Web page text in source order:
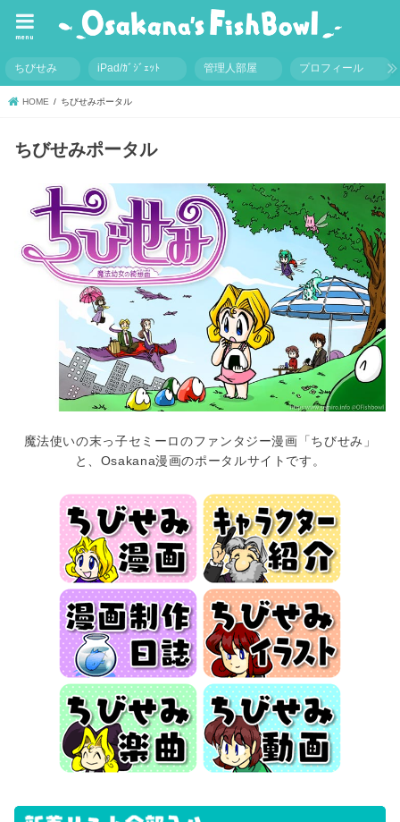
menu
ちびせみ iPad/ｶﾞｼﾞｪｯﾄ 管理人部屋 プロフィール
HOME ちびせみポータル
ちびせみポータル
魔法使いの末っ子セミーロのファンタジー漫画「ちびせみ」
と、Osakana漫画のポータルサイトです。